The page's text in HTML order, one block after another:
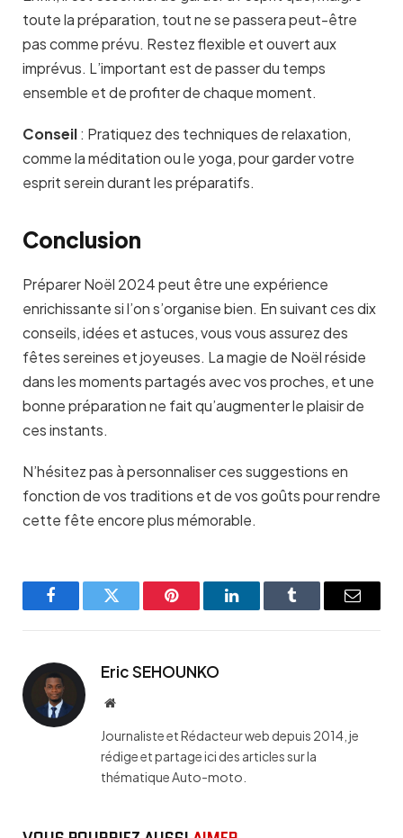
toute la préparation, tout ne se passera peut-être
pas comme prévu. Restez flexible et ouvert aux
imprévus. L’important est de passer du temps
ensemble et de profiter de chaque moment.
Conseil: Pratiquez des techniques de relaxation,
comme la méditation ou le yoga, pour garder votre
esprit serein durant les préparatifs.
Conclusion
Préparer Noël 2024 peut être une expérience
enrichissante si l’on s’organise bien. En suivant ces dix
conseils, idées et astuces, vous vous assurez des
fêtes sereines et joyeuses. La magie de Noël réside
dans les moments partagés avec vos proches, et une
bonne préparation ne fait qu’augmenter le plaisir de
ces instants.
N’hésitez pas à personnaliser ces suggestions en
fonction de vos traditions et de vos goûts pour rendre
cette fête encore plus mémorable.
FacebookTwitter Pinterest LinkedInTumblr Email
Eric SEHOUNKO
Website
Journaliste et Rédacteur web depuis 2014, je
rédige et partage ici des articles sur la
thématique Auto-moto.